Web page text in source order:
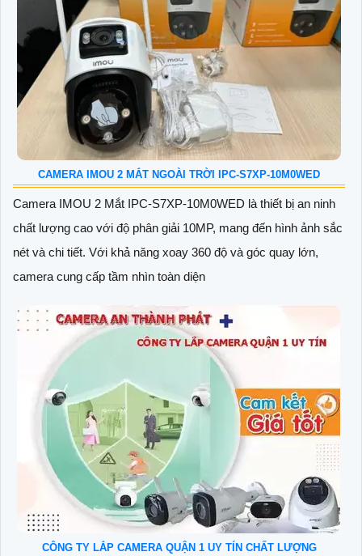
CAMERA IMOU 2 MẮT NGOÀI TRỜI IPC-S7XP-10M0WED
Camera IMOU 2 Mắt IPC-S7XP-10M0WED là thiết bị an ninh
chất lượng cao với độ phân giải 10MP, mang đến hình ảnh sắc
nét và chi tiết. Với khả năng xoay 360 độ và góc quay lớn,
camera cung cấp tầm nhìn toàn diện
CÔNG TY LẮP CAMERA QUẬN 1 UY TÍN CHẤT LƯỢNG